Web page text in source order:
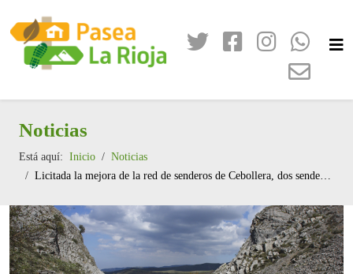
Noticias
Está aquí: Inicio
Noticias
Licitada la mejora de la red de senderos de Cebollera, dos senderos de Gran Recorrido GR 93 y 190 y cuatro senderos de Ezcaray por un importe de 497.000 euros